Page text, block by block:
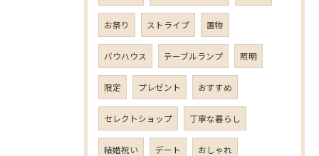
お祭り ストライプ 置物
バウハウス テーブルランプ 照明
限定 プレゼント おすすめ
セレクトショップ 丁寧な暮らし
結婚祝い デート おしゃれ